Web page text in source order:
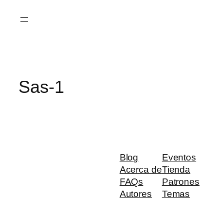
Sas-1
Blog
Acerca de
FAQs
Autores
Eventos
Tienda
Patrones
Temas